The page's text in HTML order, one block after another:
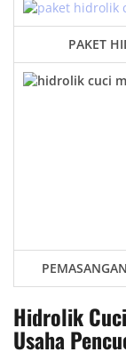
PAKET
Hidrolik
Usaha